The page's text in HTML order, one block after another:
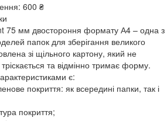
600 ₴
75 мм двостороння формату А4 – одна з
папок для зберігання великого
зі щільного картону, який не
та відмінно тримає форму.
є:
покриття: як всередині папки, так і
покриття;